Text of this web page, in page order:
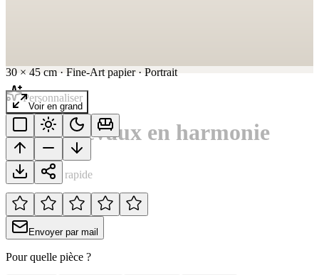
30 × 45 cm · Fine-Art papier· Portrait
Voir en grand
Personnaliser
Deux chevaux en harmonie
Notation rapide
Envoyer par mail
Pour quelle pièce ?